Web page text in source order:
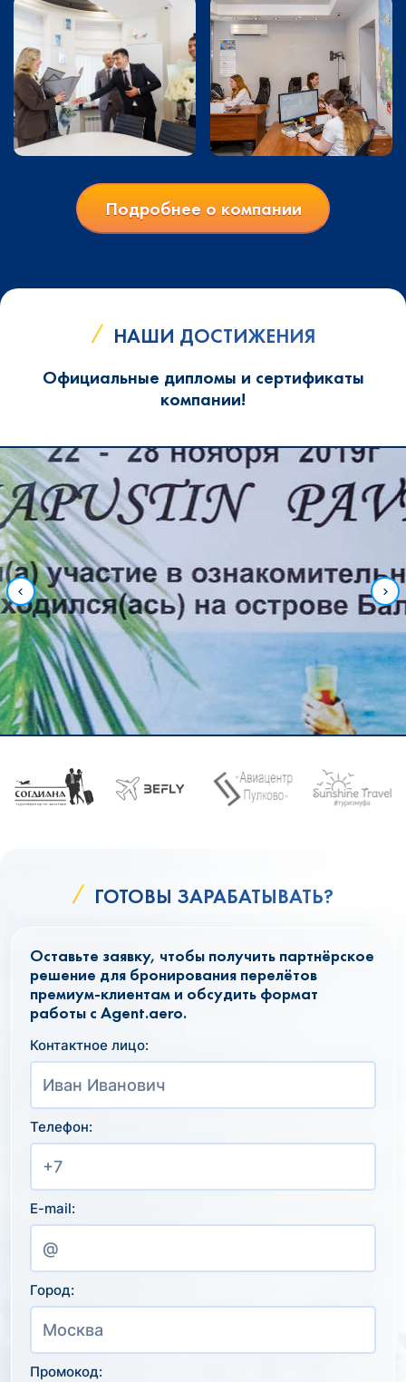
Подробнее о компании
НАШИ ДОСТИЖЕНИЯ
Официальные дипломы и сертификаты
компании!
ГОТОВЫ ЗАРАБАТЫВАТЬ?
Оставьте заявку, чтобы получить партнёрское
решение для бронирования перелётов
премиум-клиентам и обсудить формат
работы с Agent.aero.
Контактное лицо:
Телефон:
E-mail:
Город:
Промокод: